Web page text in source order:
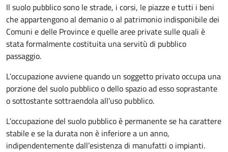
Il suolo pubblico sono le strade, i corsi, le piazze e tutti i beni
che appartengono al demanio o al patrimonio indisponibile dei
Comuni e delle Province e quelle aree private sulle quali è
stata formalmente costituita una servitù di pubblico
passaggio.
L’occupazione avviene quando un soggetto privato occupa una
porzione del suolo pubblico o dello spazio ad esso soprastante
o sottostante sottraendola all'uso pubblico.
L’occupazione del suolo pubblico è permanente se ha carattere
stabile e se la durata non è inferiore a un anno,
indipendentemente dall’esistenza di manufatti o impianti.